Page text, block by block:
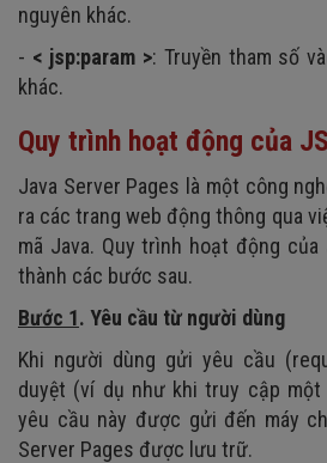
nguyên khác.
- < jsp:param >: Truyền tham số
khác.
Quy trình hoạt động của
Java Server Pages là một công
ra các trang web động thông qua
mã Java. Quy trình hoạt động
thành các bước sau.
Bước 1. Yêu cầu từ người dùng
Khi người dùng gửi yêu cầu
duyệt (ví dụ như khi truy cập một
yêu cầu này được gửi đến máy
Server Pages được lưu trữ.